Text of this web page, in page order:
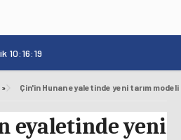
10:16:19
» Çin'in Hunan eyaletinde yeni tarım
eyaletinde yeni